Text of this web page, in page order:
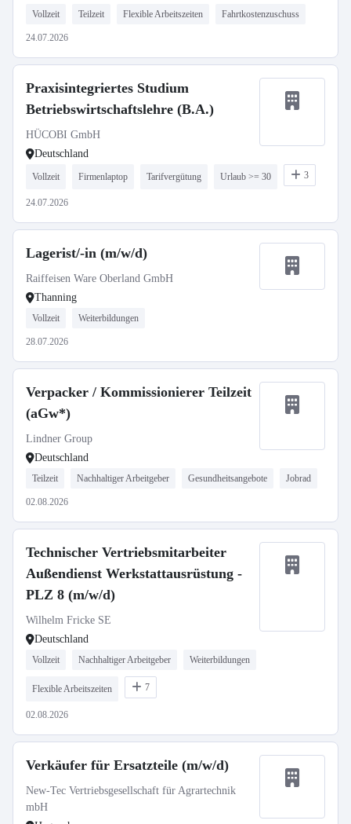
Vollzeit Teilzeit Flexible Arbeitszeiten Fahrtkostenzuschuss
24.07.2026
Praxisintegriertes Studium
Betriebswirtschaftslehre (B.A.)
HÜCOBI GmbH
Deutschland
Vollzeit Firmenlaptop Tarifvergütung Urlaub >= 30 3
24.07.2026
Lagerist/-in (m/w/d)
Raiffeisen Ware Oberland GmbH
Thanning
Vollzeit Weiterbildungen
28.07.2026
Verpacker / Kommissionierer Teilzeit
(aGw*)
Lindner Group
Deutschland
Teilzeit Nachhaltiger Arbeitgeber Gesundheitsangebote Jobrad
02.08.2026
Technischer Vertriebsmitarbeiter
Außendienst Werkstattausrüstung -
PLZ 8 (m/w/d)
Wilhelm Fricke SE
Deutschland
Vollzeit Nachhaltiger Arbeitgeber Weiterbildungen
Flexible Arbeitszeiten 7
02.08.2026
Verkäufer für Ersatzteile (m/w/d)
New-Tec Vertriebsgesellschaft für Agrartechnik
mbH